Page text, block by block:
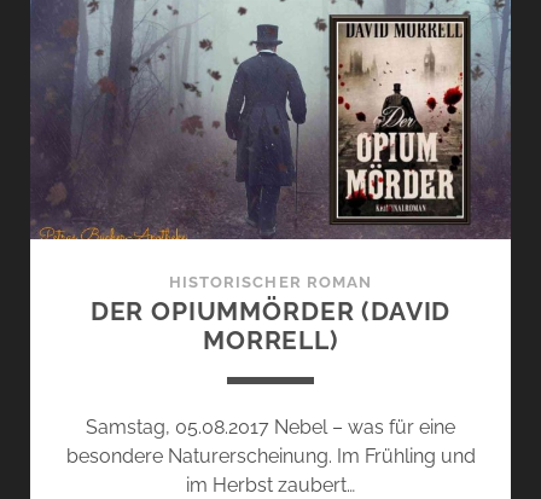
DES
MONSIEUR
PERLE
(TIMOTHÉE
DE
FOMBELLE)
HISTORISCHER ROMAN
DER OPIUMMÖRDER (DAVID
MORRELL)
Samstag, 05.08.2017 Nebel – was für eine
besondere Naturerscheinung. Im Frühling und
im Herbst zaubert…